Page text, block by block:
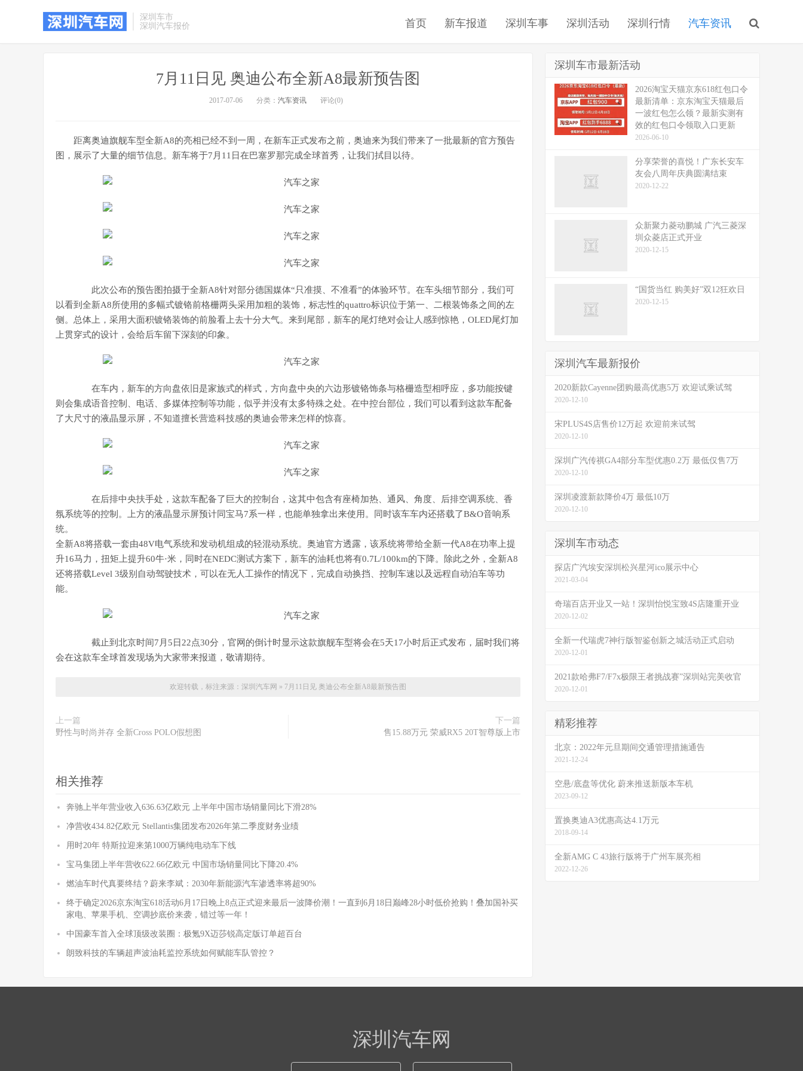
深圳车市
深圳汽车报价
首页 新车报道 深圳车事 深圳活动 深圳行情 汽车资讯
7月11日见 奥迪公布全新A8最新预告图
2017-07-06 分类： 汽车资讯 评论(0)
距离奥迪旗舰车型全新A8的亮相已经不到一周，在新车正式发布之前，奥迪来为我们带来了一批最新的官方预告
图，展示了大量的细节信息。新车将于7月11日在巴塞罗那完成全球首秀，让我们拭目以待。
此次公布的预告图拍摄于全新A8针对部分德国媒体“只准摸、不准看”的体验环节。在车头细节部分，我们可
以看到全新A8所使用的多幅式镀铬前格栅两头采用加粗的装饰，标志性的quattro标识位于第一、二根装饰条之间的左
侧。总体上，采用大面积镀铬装饰的前脸看上去十分大气。来到尾部，新车的尾灯绝对会让人感到惊艳，OLED尾灯加
上贯穿式的设计，会给后车留下深刻的印象。
在车内，新车的方向盘依旧是家族式的样式，方向盘中央的六边形镀铬饰条与格栅造型相呼应，多功能按键
则会集成语音控制、电话、多媒体控制等功能，似乎并没有太多特殊之处。在中控台部位，我们可以看到这款车配备
了大尺寸的液晶显示屏，不知道擅长营造科技感的奥迪会带来怎样的惊喜。
在后排中央扶手处，这款车配备了巨大的控制台，这其中包含有座椅加热、通风、角度、后排空调系统、香
氛系统等的控制。上方的液晶显示屏预计同宝马7系一样，也能单独拿出来使用。同时该车车内还搭载了B&O音响系
统。
全新A8将搭载一套由48V电气系统和发动机组成的轻混动系统。奥迪官方透露，该系统将带给全新一代A8在功率上提
升16马力，扭矩上提升60牛·米，同时在NEDC测试方案下，新车的油耗也将有0.7L/100km的下降。除此之外，全新A8
还将搭载Level 3级别自动驾驶技术，可以在无人工操作的情况下，完成自动换挡、控制车速以及远程自动泊车等功
能。
截止到北京时间7月5日22点30分，官网的倒计时显示这款旗舰车型将会在5天17小时后正式发布，届时我们将
会在这款车全球首发现场为大家带来报道，敬请期待。
欢迎转载，标注来源： 深圳汽车网 » 7月11日见 奥迪公布全新A8最新预告图
上一篇
野性与时尚并存 全新Cross POLO假想图
下一篇
售15.88万元 荣威RX5 20T智尊版上市
相关推荐
奔驰上半年营业收入636.63亿欧元 上半年中国市场销量同比下滑28%
净营收434.82亿欧元 Stellantis集团发布2026年第二季度财务业绩
用时20年 特斯拉迎来第1000万辆纯电动车下线
宝马集团上半年营收622.66亿欧元 中国市场销量同比下降20.4%
燃油车时代真要终结？蔚来李斌：2030年新能源汽车渗透率将超90%
终于确定2026京东淘宝618活动6月17日晚上8点正式迎来最后一波降价潮！一直到6月18日巅峰28小时低价抢购！叠加国补买
家电、苹果手机、空调抄底价来袭，错过等一年！
中国豪车首入全球顶级改装圈：极氪9X迈莎锐高定版订单超百台
朗致科技的车辆超声波油耗监控系统如何赋能车队管控？
深圳车市最新活动
2026淘宝天猫京东618红包口令
最新清单：京东淘宝天猫最后
一波红包怎么领？最新实测有
效的红包口令领取入口更新
2026-06-10
分享荣誉的喜悦！广东长安车
友会八周年庆典圆满结束
2020-12-22
众新聚力菱动鹏城 广汽三菱深
圳众菱店正式开业
2020-12-15
“国货当红 购美好”双12狂欢日
2020-12-15
深圳汽车最新报价
2020新款Cayenne团购最高优惠5万 欢迎试乘试驾
2020-12-10
宋PLUS4S店售价12万起 欢迎前来试驾
2020-12-10
深圳广汽传祺GA4部分车型优惠0.2万 最低仅售7万
2020-12-10
深圳凌渡新款降价4万 最低10万
2020-12-10
深圳车市动态
探店广汽埃安深圳松兴星河ico展示中心
2021-03-04
奇瑞百店开业又一站！深圳怡悦宝致4S店隆重开业
2020-12-02
全新一代瑞虎7神行版智鉴创新之城活动正式启动
2020-12-01
2021款哈弗F7/F7x极限王者挑战赛”深圳站完美收官
2020-12-01
精彩推荐
北京：2022年元旦期间交通管理措施通告
2021-12-24
空悬/底盘等优化 蔚来推送新版本车机
2023-09-12
置换奥迪A3优惠高达4.1万元
2018-09-14
全新AMG C 43旅行版将于广州车展亮相
2022-12-26
深圳汽车网